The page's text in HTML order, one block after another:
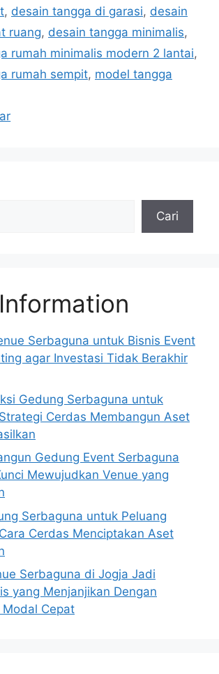
, desain tangga di garasi, desain
ruang, desain tangga minimalis,
rumah minimalis modern 2 lantai,
rumah sempit, model tangga
Cari
Serbaguna untuk Bisnis Event
agar Investasi Tidak Berakhir
Gedung Serbaguna untuk
Cerdas Membangun Aset
Gedung Event Serbaguna
Mewujudkan Venue yang
Serbaguna untuk Peluang
Cerdas Menciptakan Aset
Serbaguna di Jogja Jadi
yang Menjanjikan Dengan
Cepat